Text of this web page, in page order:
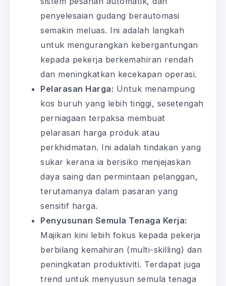
penyelesaian gudang berautomasi
semakin meluas. Ini adalah langkah
untuk mengurangkan kebergantungan
kepada pekerja berkemahiran rendah
dan meningkatkan kecekapan operasi.
Pelarasan Harga: Untuk menampung
kos buruh yang lebih tinggi, sesetengah
perniagaan terpaksa membuat
pelarasan harga produk atau
perkhidmatan. Ini adalah tindakan yang
sukar kerana ia berisiko menjejaskan
daya saing dan permintaan pelanggan,
terutamanya dalam pasaran yang
sensitif harga.
Penyusunan Semula Tenaga Kerja:
Majikan kini lebih fokus kepada pekerja
berbilang kemahiran (multi-skilling) dan
peningkatan produktiviti. Terdapat juga
trend untuk menyusun semula tenaga